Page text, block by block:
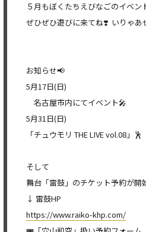
５月もぼくたちえびなごのイベン
ぜひぜひ遊びに来てね❣️ いりゃあ
お知らせ📢
5月17日(日)
名古屋市内にてイベント🎤
5月31日(日)
「チュウモリ THE LIVE vol.08」🕺
そして
舞台「雷鼓」のチケット予約が開
↓ 雷鼓HP
https://www.raiko-khp.com/